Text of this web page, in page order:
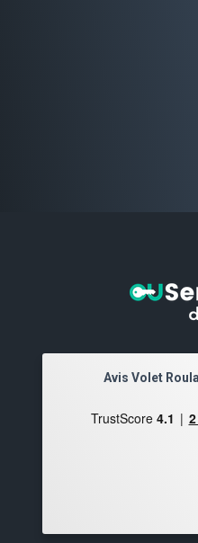
Avis Volet